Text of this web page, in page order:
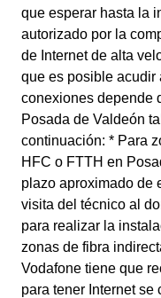
que esperar hasta la
autorizado por la
de Internet de alta
que es posible
conexiones depende
Posada de Valdeón
continuación: * Para
HFC o FTTH en
plazo aproximado de
visita del técnico al
para realizar la
zonas de fibra
Vodafone tiene que
para tener Internet se